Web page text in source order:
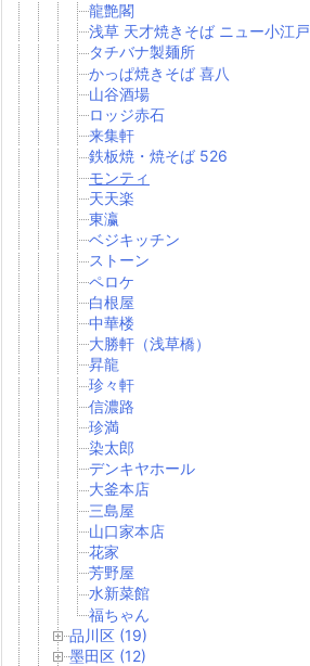
龍艶閣
浅草 天才焼きそば ニュー小江戸
タチバナ製麺所
かっぱ焼きそば 喜八
山谷酒場
ロッジ赤石
来集軒
鉄板焼・焼そば 526
モンティ
天天楽
東瀛
ベジキッチン
ストーン
ペロケ
白根屋
中華楼
大勝軒（浅草橋）
昇龍
珍々軒
信濃路
珍満
染太郎
デンキヤホール
大釜本店
三島屋
山口家本店
花家
芳野屋
水新菜館
福ちゃん
品川区 (19)
墨田区 (12)